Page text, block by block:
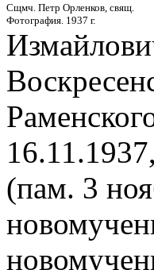
Сщмч. Петр Орленков, свящ.
Фотография. 1937 г.
(пам. 3